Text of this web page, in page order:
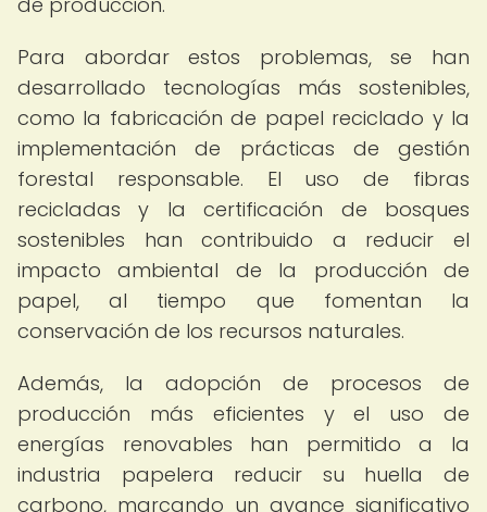
Para abordar estos problemas, se han
desarrollado tecnologías más sostenibles,
como la fabricación de papel reciclado y la
implementación de prácticas de gestión
forestal responsable. El uso de fibras
recicladas y la certificación de bosques
sostenibles han contribuido a reducir el
impacto ambiental de la producción de
papel, al tiempo que fomentan la
conservación de los recursos naturales.
Además, la adopción de procesos de
producción más eficientes y el uso de
energías renovables han permitido a la
industria papelera reducir su huella de
carbono, marcando un avance significativo